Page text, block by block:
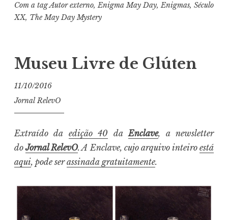
Com a tagAutor externo,Enigma May Day,Enigmas, Século
XX, The May Day Mystery
Museu Livre de Glúten
11/10/2016
Jornal RelevO
Extraído da edição 40 daEnclave, a newsletter
doJornal RelevO. A Enclave, cujo arquivo inteiro está
aqui, pode serassinada gratuitamente.